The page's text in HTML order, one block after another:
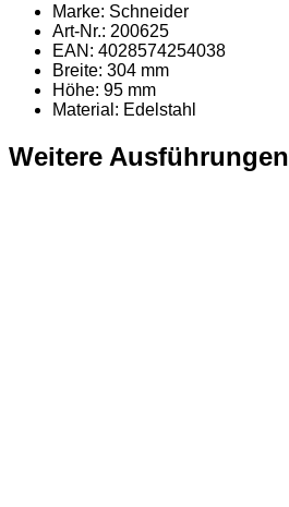
Marke: Schneider
Art-Nr.: 200625
EAN: 4028574254038
Breite: 304 mm
Höhe: 95 mm
Material : Edelstahl
Weitere Ausführungen